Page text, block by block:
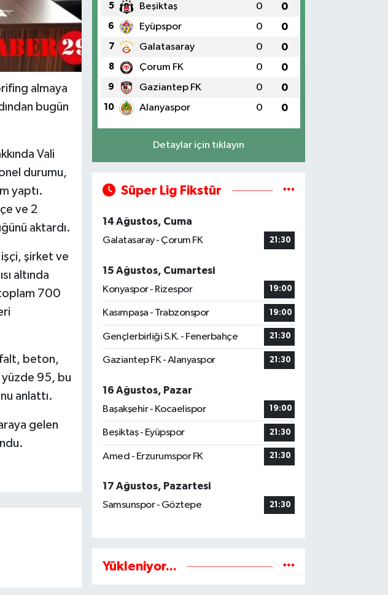
almaya
bugün
Vali
durumu,
yaptı.
ve 2
aktardı.
işçi, şirket ve
altında
toplam 700
beton,
yüzde 95, bu
anlattı.
gelen
5 Beşiktaş 0 0
6 Eyüpspor 0 0
7 Galatasaray 0 0
8 Çorum FK 0 0
9 Gaziantep FK 0 0
10 Alanyaspor 0 0
Detaylar için tıklayın
Süper Lig Fikstür
14 Ağustos, Cuma
Galatasaray - Çorum FK
21:30
15 Ağustos, Cumartesi
Konyaspor - Rizespor
19:00
Kasımpaşa - Trabzonspor 19:00
Gençlerbirliği S.K. - Fenerbahçe 21:30
Gaziantep FK - Alanyaspor 21:30
16 Ağustos, Pazar
Başakşehir - Kocaelispor
19:00
Beşiktaş - Eyüpspor 21:30
Amed - Erzurumspor FK 21:30
17 Ağustos, Pazartesi
Samsunspor - Göztepe
21:30
Yükleniyor...